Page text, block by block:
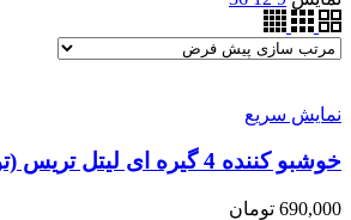
نمایش سریع
خوشبو کننده 4 گیره ای لیتل تریس (توت فرنگی)
690,000 تومان